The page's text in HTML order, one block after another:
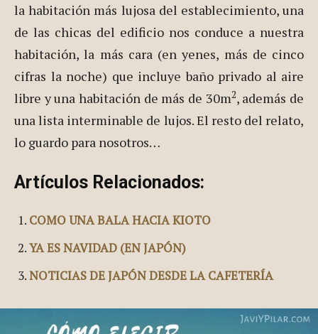
la habitación más lujosa del establecimiento, una
de las chicas del edificio nos conduce a nuestra
habitación, la más cara (en yenes, más de cinco
cifras la noche) que incluye baño privado al aire
libre y una habitación de más de 30m2, además de
una lista interminable de lujos. El resto del relato,
lo guardo para nosotros…
Artículos Relacionados:
COMO UNA BALA HACIA KIOTO
YA ES NAVIDAD (EN JAPÓN)
NOTICIAS DE JAPÓN DESDE LA CAFETERÍA